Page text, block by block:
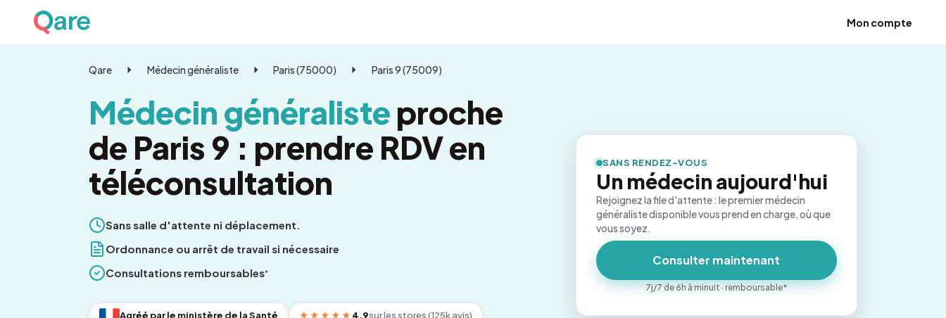
Mon compte
Qare Médecin généraliste Paris (75000) Paris 9 (75009)
Médecin généralisteproche
de Paris 9 : prendre RDV en
téléconsultation
Sans salle d'attente ni déplacement.
Ordonnance ou arrêt de travail si nécessaire
Consultations remboursables*
Agréé par le ministère de la Santé ★★★★★ 4,9sur les stores (125k avis)
SANS RENDEZ-VOUS
Un médecin aujourd'hui
Rejoignez la file d'attente : le premier médecin
généraliste disponible vous prend en charge, où que
vous soyez.
Consulter maintenant
7j/7 de 6h à minuit · remboursable*